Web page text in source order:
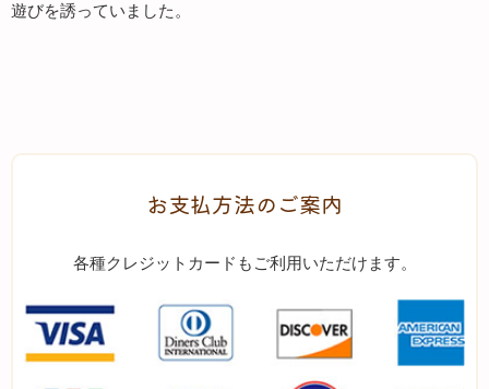
遊びを誘っていました。
お支払方法のご案内
各種クレジットカードもご利用いただけます。